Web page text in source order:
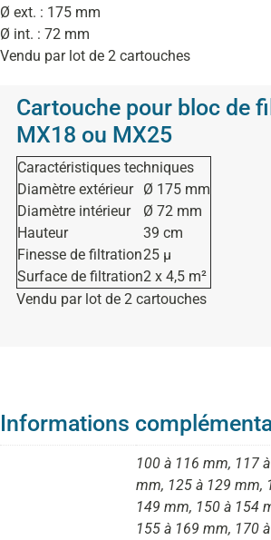
Ø ext. : 175 mm
Ø int. : 72 mm
Vendu par lot de 2 cartouches
Cartouche pour bloc de
MX18 ou MX25
Caractéristiques techniques
Diamètre extérieur
Ø 175 mm
Diamètre intérieur
Ø 72 mm
Hauteur
39 cm
Finesse de filtration25 µ
Surface de filtration2 x 4,5 m²
Vendu par lot de 2 cartouches
Informations
100 à 116 mm, 117
mm, 125 à 129 mm,
149 mm, 150 à 154
155 à 169 mm, 170